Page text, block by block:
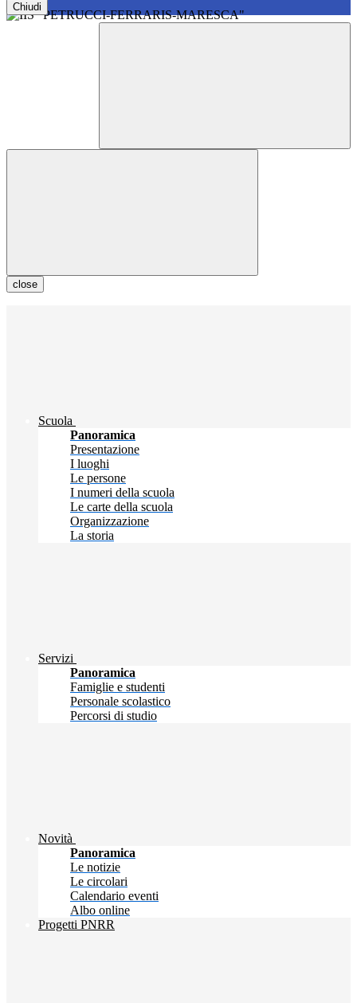
Chiudi
close
Scuola
Panoramica
Presentazione
I luoghi
Le persone
I numeri della scuola
Le carte della scuola
Organizzazione
La storia
Servizi
Panoramica
Famiglie e studenti
Personale scolastico
Percorsi di studio
Novità
Panoramica
Le notizie
Le circolari
Calendario eventi
Albo online
Progetti PNRR